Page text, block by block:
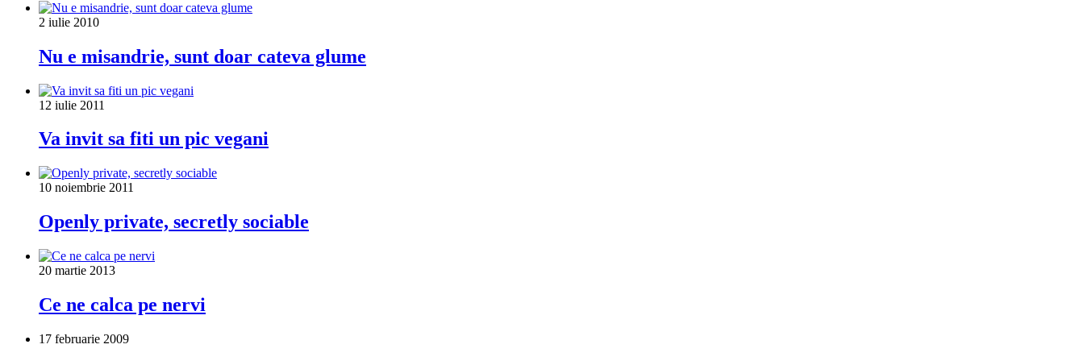
2 iulie 2010
Nu e misandrie, sunt doar cateva glume
12 iulie 2011
Va invit sa fiti un pic vegani
10 noiembrie 2011
Openly private, secretly sociable
20 martie 2013
Ce ne calca pe nervi
17 februarie 2009